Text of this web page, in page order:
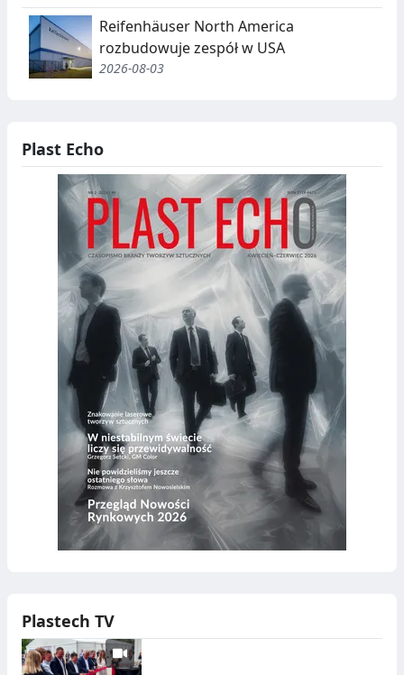
Reifenhäuser North America
rozbudowuje zespół w USA
2026-08-03
Plast Echo
Plastech TV